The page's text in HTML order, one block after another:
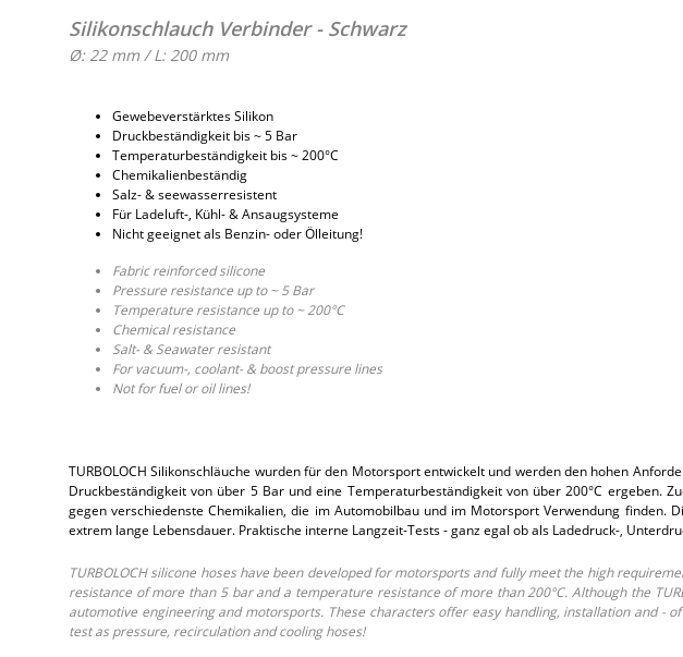
Silikonschlauch Verbinder - Schwarz
Ø: 22 mm / L: 200 mm
Gewebeverstärktes Silikon
Druckbeständigkeit bis ~ 5 Bar
Temperaturbeständigkeit bis ~ 200°C
Chemikalienbeständig
Salz- & seewasserresistent
Für Ladeluft-, Kühl- & Ansaugsysteme
Nicht geeignet als Benzin- oder Ölleitung!
Fabric reinforced silicone
Pressure resistance up to ~ 5 Bar
Temperature resistance up to ~ 200°C
Chemical resistance
Salt- & Seawater resistant
For vacuum-, coolant- & boost pressure lines
Not for fuel or oil lines!
TURBOLOCH Silikonschläuche wurden für den Motorsport entwickelt und werden den hohen
Druckbeständigkeit von über 5 Bar und eine Temperaturbeständigkeit von über 200°C ergeben.
gegen verschiedenste Chemikalien, die im Automobilbau und im Motorsport Verwendung finden.
extrem lange Lebensdauer. Praktische interne Langzeit-Tests - ganz egal ob als Ladedruck-,
TURBOLOCH silicone hoses have been developed for motorsports and fully meet the high
resistance of more than 5 bar and a temperature resistance of more than 200°C. Although the
automotive engineering and motorsports. These characters offer easy handling, installation and
test as pressure, recirculation and cooling hoses!